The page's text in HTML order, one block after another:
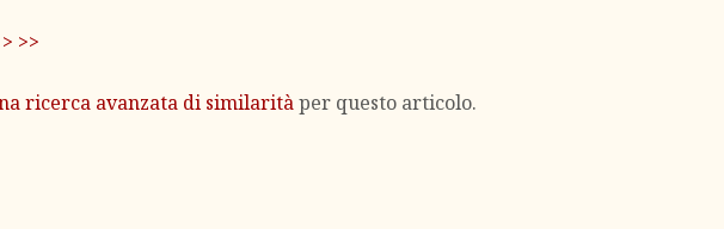
> >>
ricerca avanzata di similaritàper questo articolo.